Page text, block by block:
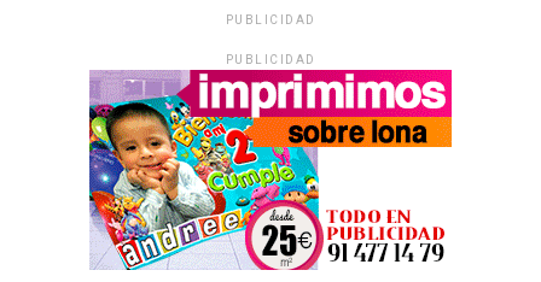
PUBLICIDAD
PUBLICIDAD